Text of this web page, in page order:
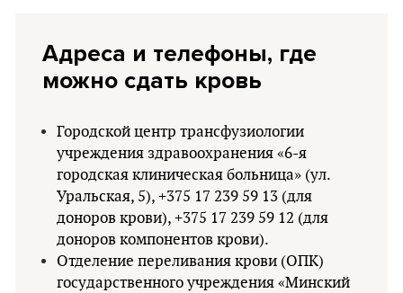
Адреса и телефоны, где
можно сдать кровь
Городской центр трансфузиологии
учреждения здравоохранения «6-я
городская клиническая больница» (ул.
Уральская, 5), +375 17 239 59 13 (для
доноров крови), +375 17 239 59 12 (для
доноров компонентов крови).
Отделение переливания крови (ОПК)
государственного учреждения «Минский